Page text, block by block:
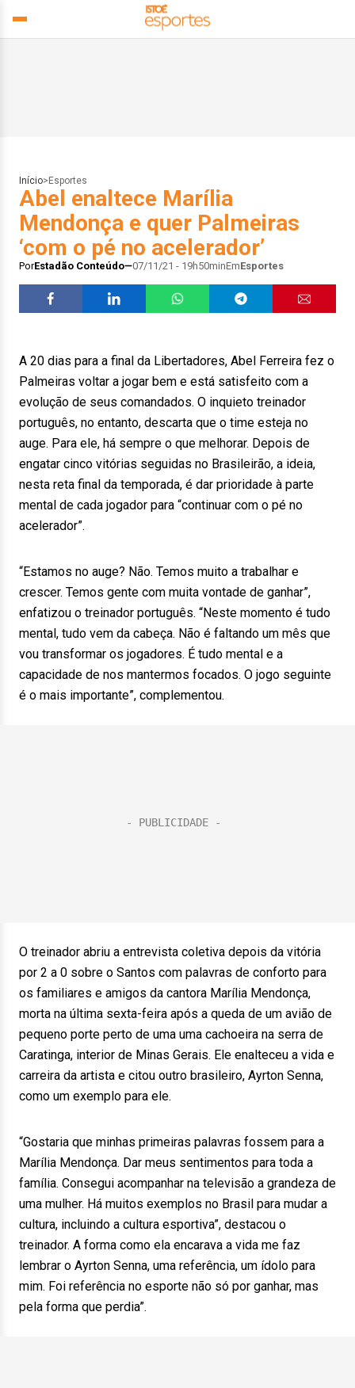
Início> Esportes
Abel enaltece Marília
Mendonça e quer Palmeiras
‘com o pé no acelerador’
PorEstadão Conteúdo 07/11/21 - 19h50minEmEsportes
A 20 dias para a final da Libertadores, Abel Ferreira fez o
Palmeiras voltar a jogar bem e está satisfeito com a
evolução de seus comandados. O inquieto treinador
português, no entanto, descarta que o time esteja no
auge. Para ele, há sempre o que melhorar. Depois de
engatar cinco vitórias seguidas no Brasileirão, a ideia,
nesta reta final da temporada, é dar prioridade à parte
mental de cada jogador para “continuar com o pé no
acelerador”.
“Estamos no auge? Não. Temos muito a trabalhar e
crescer. Temos gente com muita vontade de ganhar”,
enfatizou o treinador português. “Neste momento é tudo
mental, tudo vem da cabeça. Não é faltando um mês que
vou transformar os jogadores. É tudo mental e a
capacidade de nos mantermos focados. O jogo seguinte
é o mais importante”, complementou.
O treinador abriu a entrevista coletiva depois da vitória
por 2 a 0 sobre o Santos com palavras de conforto para
os familiares e amigos da cantora Marília Mendonça,
morta na última sexta-feira após a queda de um avião de
pequeno porte perto de uma uma cachoeira na serra de
Caratinga, interior de Minas Gerais. Ele enalteceu a vida e
carreira da artista e citou outro brasileiro, Ayrton Senna,
como um exemplo para ele.
“Gostaria que minhas primeiras palavras fossem para a
Marília Mendonça. Dar meus sentimentos para toda a
família. Consegui acompanhar na televisão a grandeza de
uma mulher. Há muitos exemplos no Brasil para mudar a
cultura, incluindo a cultura esportiva”, destacou o
treinador. A forma como ela encarava a vida me faz
lembrar o Ayrton Senna, uma referência, um ídolo para
mim. Foi referência no esporte não só por ganhar, mas
pela forma que perdia”.